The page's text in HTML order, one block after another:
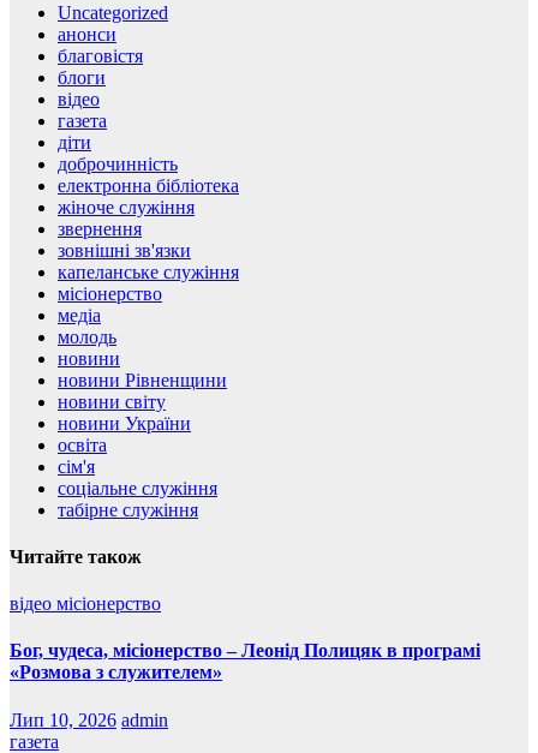
Uncategorized
анонси
благовістя
блоги
відео
газета
діти
доброчинність
електронна бібліотека
жіноче служіння
звернення
зовнішні зв'язки
капеланське служіння
місіонерство
медіа
молодь
новини
новини Рівненщини
новини світу
новини України
освіта
сім'я
соціальне служіння
табірне служіння
Читайте також
відео місіонерство
Бог, чудеса, місіонерство – Леонід Полицяк в програмі
«Розмова з служителем»
Лип 10, 2026 admin
газета